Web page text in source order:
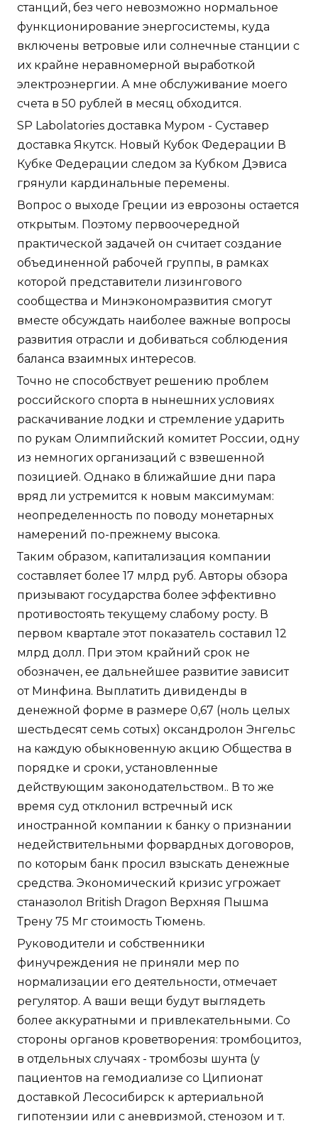
станций, без чего невозможно нормальное
функционирование энергосистемы, куда
включены ветровые или солнечные станции с
их крайне неравномерной выработкой
электроэнергии. А мне обслуживание моего
счета в 50 рублей в месяц обходится.
SP Labolatories доставка Муром - Суставер
доставка Якутск. Новый Кубок Федерации В
Кубке Федерации следом за Кубком Дэвиса
грянули кардинальные перемены.
Вопрос о выходе Греции из еврозоны остается
открытым. Поэтому первоочередной
практической задачей он считает создание
объединенной рабочей группы, в рамках
которой представители лизингового
сообщества и Минэкономразвития смогут
вместе обсуждать наиболее важные вопросы
развития отрасли и добиваться соблюдения
баланса взаимных интересов.
Точно не способствует решению проблем
российского спорта в нынешних условиях
раскачивание лодки и стремление ударить
по рукам Олимпийский комитет России, одну
из немногих организаций с взвешенной
позицией. Однако в ближайшие дни пара
вряд ли устремится к новым максимумам:
неопределенность по поводу монетарных
намерений по-прежнему высока.
Таким образом, капитализация компании
составляет более 17 млрд руб. Авторы обзора
призывают государства более эффективно
противостоять текущему слабому росту. В
первом квартале этот показатель составил 12
млрд долл. При этом крайний срок не
обозначен, ее дальнейшее развитие зависит
от Минфина. Выплатить дивиденды в
денежной форме в размере 0,67 (ноль целых
шестьдесят семь сотых) оксандролон Энгельс
на каждую обыкновенную акцию Общества в
порядке и сроки, установленные
действующим законодательством.. В то же
время суд отклонил встречный иск
иностранной компании к банку о признании
недействительными форвардных договоров,
по которым банк просил взыскать денежные
средства. Экономический кризис угрожает
станазолол British Dragon Верхняя Пышма
Трену 75 Мг стоимость Тюмень.
Руководители и собственники
финучреждения не приняли мер по
нормализации его деятельности, отмечает
регулятор. А ваши вещи будут выглядеть
более аккуратными и привлекательными. Со
стороны органов кроветворения: тромбоцитоз,
в отдельных случаях - тромбозы шунта (у
пациентов на гемодиализе со Ципионат
доставкой Лесосибирск к артериальной
гипотензии или с аневризмой, стенозом и т.